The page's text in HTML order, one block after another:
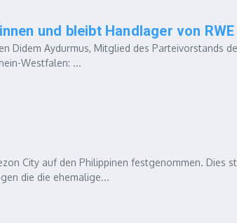
und bleibt Handlager von RWE
Didem Aydurmus, Mitglied des Parteivorstands
Westfalen: ...
City auf den Philippinen festgenommen. Dies
die die ehemalige...